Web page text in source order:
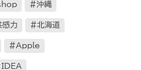
沖縄
感力 北海道
Apple
IDEA